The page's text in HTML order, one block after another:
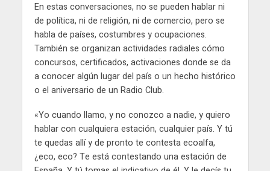
En estas conversaciones, no se pueden hablar ni
de política, ni de religión, ni de comercio, pero se
habla de países, costumbres y ocupaciones.
También se organizan actividades radiales cómo
concursos, certificados, activaciones donde se da
a conocer algún lugar del país o un hecho histórico
o el aniversario de un Radio Club.
«Yo cuando llamo, y no conozco a nadie, y quiero
hablar con cualquiera estación, cualquier país. Y tú
te quedas allí y de pronto te contesta ecoalfa,
¿eco, eco? Te está contestando una estación de